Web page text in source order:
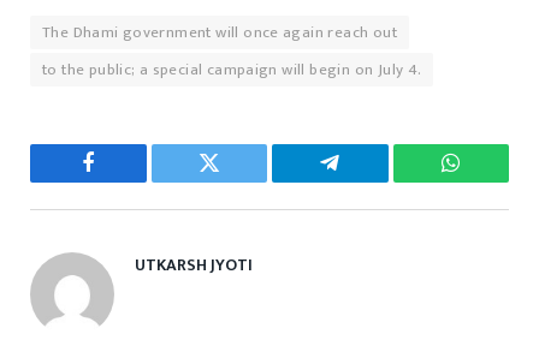
The Dhami government will once again reach out
to the public; a special campaign will begin on July 4.
Facebook Twitter Telegram
UTKARSH JYOTI